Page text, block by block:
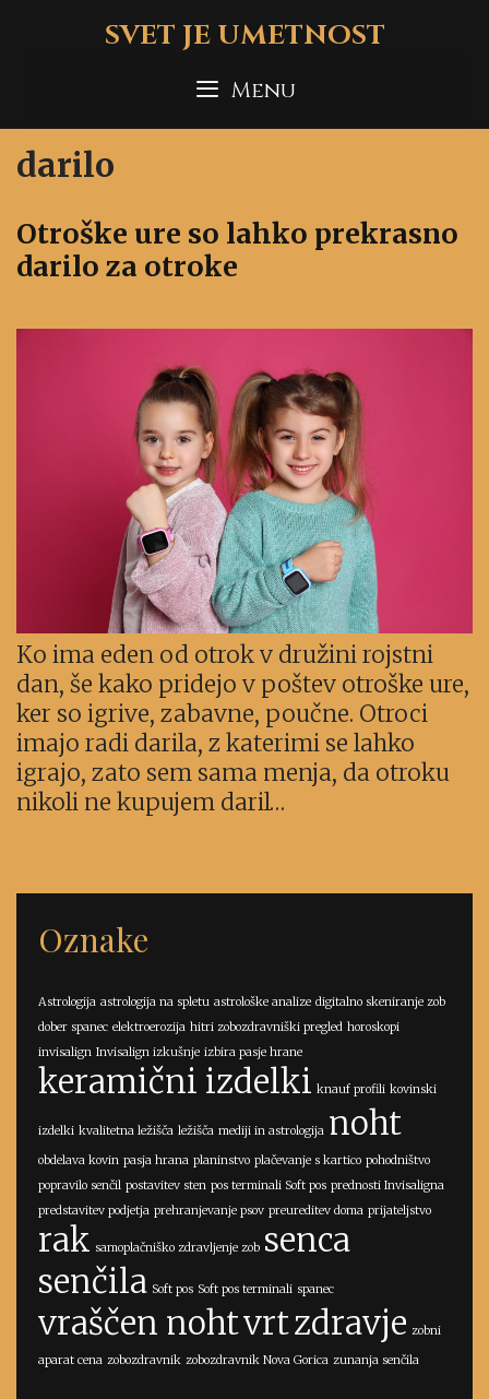
SVET JE UMETNOST
Menu
darilo
Otroške ure so lahko prekrasno
darilo za otroke
Ko ima eden od otrok v družini rojstni
dan, še kako pridejo v poštev otroške ure,
ker so igrive, zabavne, poučne. Otroci
imajo radi darila, z katerimi se lahko
igrajo, zato sem sama menja, da otroku
nikoli ne kupujem daril…
Oznake
Astrologija astrologija na spletu astrološke analize digitalno skeniranje zob
dober spanec elektroerozija hitri zobozdravniški pregled horoskopi
invisalign Invisalign izkušnje izbira pasje hrane
keramični izdelki knauf profili kovinski
izdelki kvalitetna ležišča ležišča mediji in astrologija noht
obdelava kovin pasja hrana planinstvo plačevanje s kartico pohodništvo
popravilo senčil postavitev sten pos terminali Soft pos prednosti Invisaligna
predstavitev podjetja prehranjevanje psov preureditev doma prijateljstvo
rak samoplačniško zdravljenje zob senca
senčila Soft pos Soft pos terminali spanec
vraščen nohtvrtzdravje zobni
aparat cena zobozdravnik zobozdravnik Nova Gorica zunanja senčila